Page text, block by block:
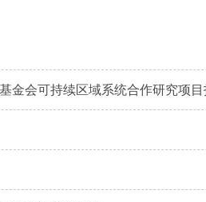
金会可持续区域系统合作研究项